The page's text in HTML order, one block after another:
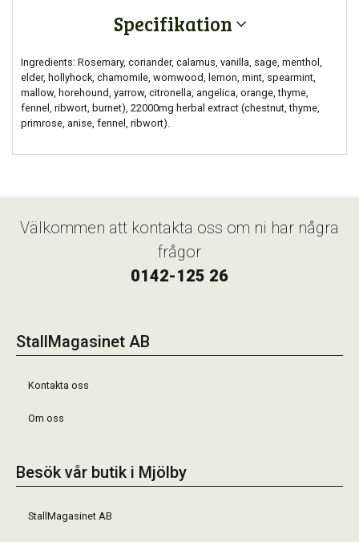
Specifikation
Ingredients: Rosemary, coriander, calamus, vanilla, sage, menthol,
elder, hollyhock, chamomile, womwood, lemon, mint, spearmint,
mallow, horehound, yarrow, citronella, angelica, orange, thyme,
fennel, ribwort, burnet), 22000mg herbal extract (chestnut, thyme,
primrose, anise, fennel, ribwort).
Välkommen att kontakta oss om ni har några
frågor
0142-125 26
StallMagasinet AB
Kontakta oss
Om oss
Besök vår butik i Mjölby
StallMagasinet AB